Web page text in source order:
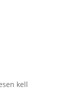
kell